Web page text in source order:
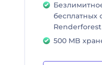
бесплатных
Renderforest
500 MB